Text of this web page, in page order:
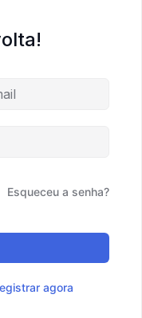
Esqueceu a senha?
agora